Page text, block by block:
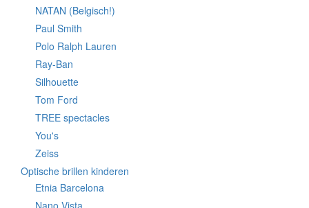
NATAN (Belgisch!)
Paul Smith
Polo Ralph Lauren
Ray-Ban
Silhouette
Tom Ford
TREE spectacles
You's
Zeiss
Optische brillen kinderen
Etnia Barcelona
Nano Vista